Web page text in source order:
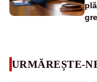
URMĂREȘTE-